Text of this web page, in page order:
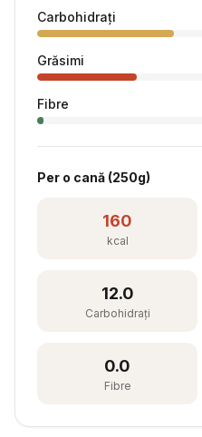
Carbohidrați
Grăsimi
Fibre
Per o cană (250g)
160
kcal
12.0
Carbohidrați
0.0
Fibre